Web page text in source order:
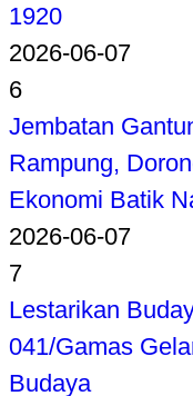
1920
2026-06-07
6
Jembatan
Rampung,
Ekonomi Batik
2026-06-07
7
Lestarikan
041/Gamas
Budaya